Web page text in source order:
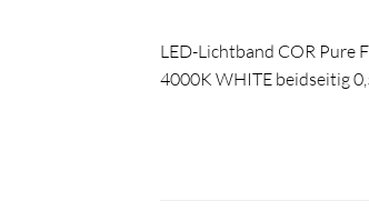
LED-Lichtband COR Pure
4000K WHITE beidseitig